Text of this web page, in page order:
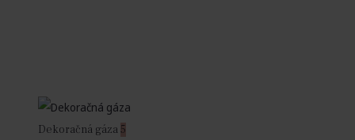
Dekoračná gáza 5